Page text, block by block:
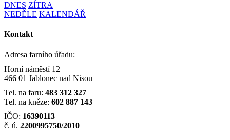
DNES ZÍTRA
NEDĚLE KALENDÁŘ
Kontakt
Adresa farního úřadu:
Horní náměstí 12
466 01 Jablonec nad Nisou
Tel. na faru: 483 312 327
Tel. na kněze: 602 887 143
IČO: 16390113
č. ú. 2200995750/2010